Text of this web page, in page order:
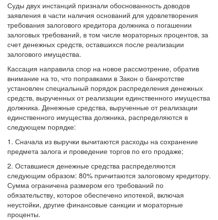
Суды двух инстанций признали обоснованность доводов
заявления в части наличия оснований для удовлетворения
требования залогового кредитора должника о погашении
залоговых требований, в том числе мораторных процентов, за
счет денежных средств, оставшихся после реализации
залогового имущества.
Кассация направила спор на новое рассмотрение, обратив
внимание на то, что поправками в Закон о банкротстве
установлен специальный порядок распределения денежных
средств, вырученных от реализации единственного имущества
должника. Денежные средства, вырученные от реализации
единственного имущества должника, распределяются в
следующем порядке:
1. Сначала из выручки вычитаются расходы на сохранение
предмета залога и проведение торгов по его продаже;
2. Оставшиеся денежные средства распределяются
следующим образом: 80% причитаются залоговому кредитору.
Сумма ограничена размером его требований по
обязательству, которое обеспечено ипотекой, включая
неустойки, другие финансовые санкции и мораторные
проценты.